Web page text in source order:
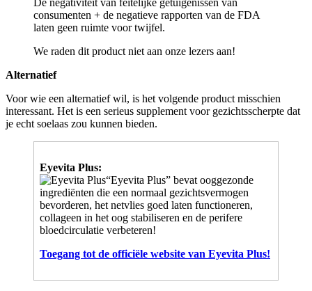
De negativiteit van feitelijke getuigenissen van
consumenten + de negatieve rapporten van de FDA
laten geen ruimte voor twijfel.
We raden dit product niet aan onze lezers aan!
Alternatief
Voor wie een alternatief wil, is het volgende product misschien
interessant. Het is een serieus supplement voor gezichtsscherpte dat
je echt soelaas zou kunnen bieden.
Eyevita Plus:
“Eyevita Plus” bevat ooggezonde
ingrediënten die een normaal gezichtsvermogen
bevorderen, het netvlies goed laten functioneren,
collageen in het oog stabiliseren en de perifere
bloedcirculatie verbeteren!
Toegang tot de officiële website van Eyevita Plus!